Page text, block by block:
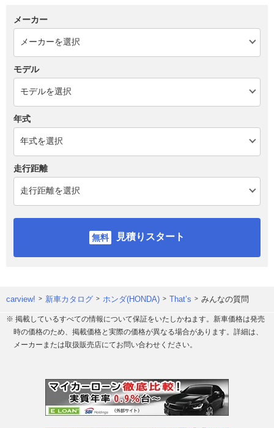
メーカー
モデル
年式
走行距離
見積りスタート
carview! 新車カタログ ホンダ(HONDA) That’s みんなの質問
※ 掲載しているすべての情報について保証をいたしかねます。新車価格は発売
時の価格のため、掲載価格と実際の価格が異なる場合があります。詳細は、
メーカーまたは取扱販売店にてお問い合わせください。